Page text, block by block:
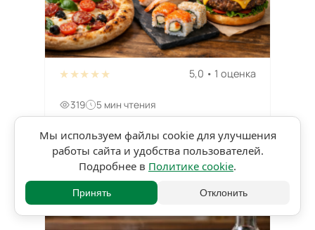
★★★★★ 5,0 • 1 оценка
319 5 мин чтения
Что такое эффект пиццы в
кулинарии и какие блюда к нему
относятся
Мы используем файлы cookie для улучшения
работы сайта и удобства пользователей.
Подробнее в Политике cookie.
Принять Отклонить